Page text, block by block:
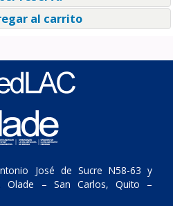
al carrito
José de Sucre N58-63 y
Olade – San Carlos, Quito –